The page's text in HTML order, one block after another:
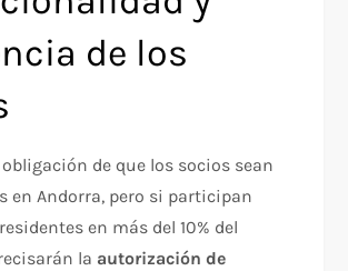
de los
de que los socios sean
en Andorra, pero si participan
en más del 10% del
la autorización de